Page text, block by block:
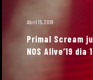
Abril 15, 2019
Primal Scream
NOS Alive’19 dia